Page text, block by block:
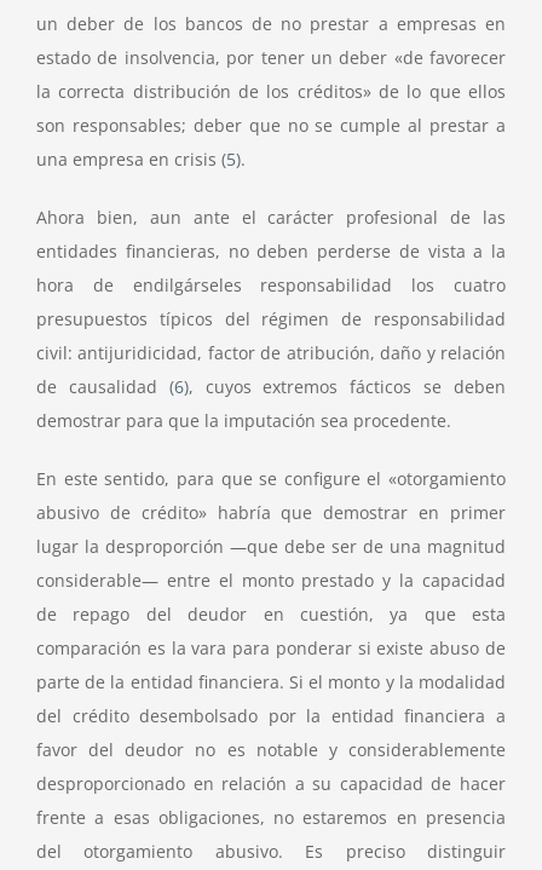
un deber de los bancos de no prestar a empresas en
estado de insolvencia, por tener un deber «de favorecer
la correcta distribución de los créditos» de lo que ellos
son responsables; deber que no se cumple al prestar a
una empresa en crisis (5).
Ahora bien, aun ante el carácter profesional de las
entidades financieras, no deben perderse de vista a la
hora de endilgárseles responsabilidad los cuatro
presupuestos típicos del régimen de responsabilidad
civil: antijuridicidad, factor de atribución, daño y relación
de causalidad (6), cuyos extremos fácticos se deben
demostrar para que la imputación sea procedente.
En este sentido, para que se configure el «otorgamiento
abusivo de crédito» habría que demostrar en primer
lugar la desproporción —que debe ser de una magnitud
considerable— entre el monto prestado y la capacidad
de repago del deudor en cuestión, ya que esta
comparación es la vara para ponderar si existe abuso de
parte de la entidad financiera. Si el monto y la modalidad
del crédito desembolsado por la entidad financiera a
favor del deudor no es notable y considerablemente
desproporcionado en relación a su capacidad de hacer
frente a esas obligaciones, no estaremos en presencia
del otorgamiento abusivo. Es preciso distinguir